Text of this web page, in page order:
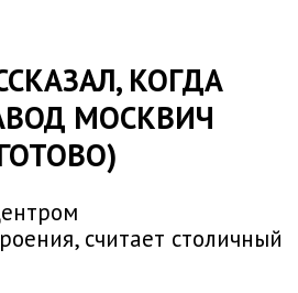
КОГДА
МОСКВИЧ
считает столичный